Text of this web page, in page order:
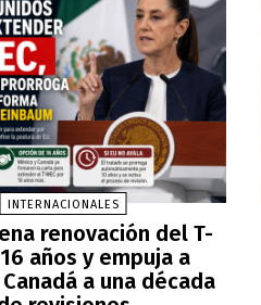
INTERNACIONALES
renovación del T-
16 años y empuja a
a una década